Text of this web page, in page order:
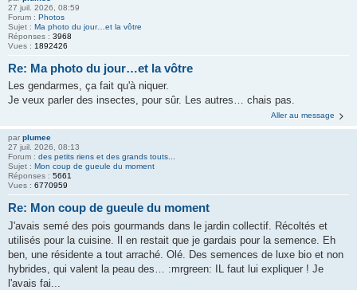
27 juil. 2026, 08:59
Forum : Photos
Sujet : Ma photo du jour…et la vôtre
Réponses : 3968
Vues : 1892426
Re: Ma photo du jour…et la vôtre
Les gendarmes, ça fait qu'à niquer.
Je veux parler des insectes, pour sûr. Les autres… chais pas.
Aller au message
par plumee
27 juil. 2026, 08:13
Forum : des petits riens et des grands touts...
Sujet : Mon coup de gueule du moment
Réponses : 5661
Vues : 6770959
Re: Mon coup de gueule du moment
J'avais semé des pois gourmands dans le jardin collectif. Récoltés et
utilisés pour la cuisine. Il en restait que je gardais pour la semence. Eh
ben, une résidente a tout arraché. Olé. Des semences de luxe bio et non
hybrides, qui valent la peau des… :mrgreen: IL faut lui expliquer ! Je
l'avais fai...